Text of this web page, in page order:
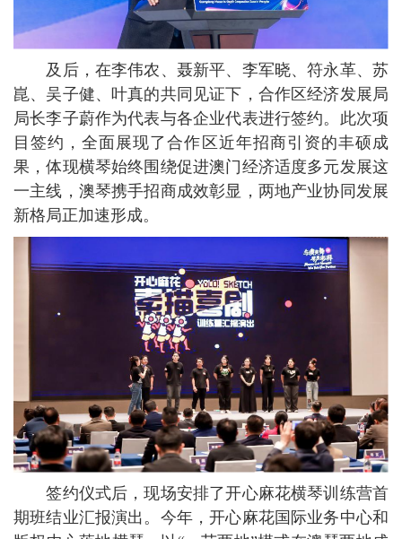
及后，在李伟农、聂新平、李军晓、符永革、苏
崑、吴子健、叶真的共同见证下，合作区经济发展局
局长李子蔚作为代表与各企业代表进行签约。此次项
目签约，全面展现了合作区近年招商引资的丰硕成
果，体现横琴始终围绕促进澳门经济适度多元发展这
一主线，澳琴携手招商成效彰显，两地产业协同发展
新格局正加速形成。
签约仪式后，现场安排了开心麻花横琴训练营首
期班结业汇报演出。今年，开心麻花国际业务中心和